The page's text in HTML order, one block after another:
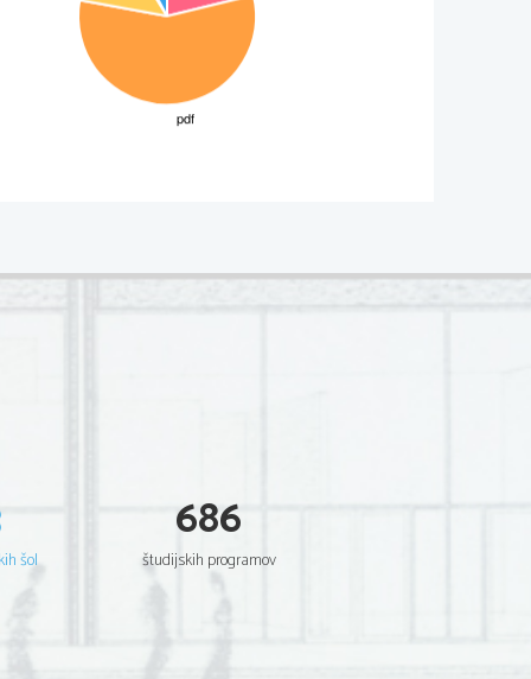
Manzoni: Zaročenca
šol
686
študijskih programov